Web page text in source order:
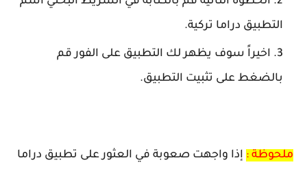
التطبيق دراما تركية.
اخيراً سوف يظهر لك التطبيق على الفور قم
بالضغط على تثبيت التطبيق.
ملحوظة : إذا واجهت صعوبة في العثور على تطبيق دراما